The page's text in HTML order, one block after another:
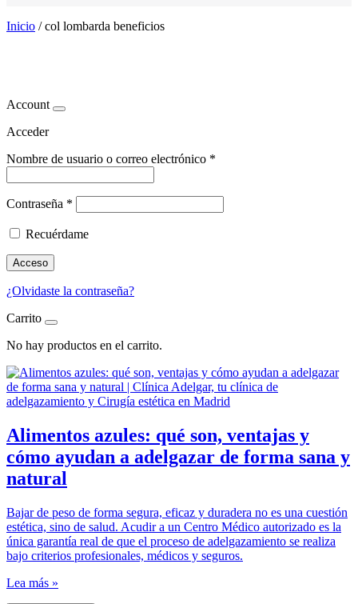
Inicio /col lombarda beneficios
Account
Acceder
Nombre de usuario o correo electrónico *
Contraseña *
Recuérdame
Acceso
¿Olvidaste la contraseña?
Carrito
No hay productos en el carrito.
Alimentos azules: qué son, ventajas y
cómo ayudan a adelgazar de forma sana y
natural
Bajar de peso de forma segura, eficaz y duradera no es una cuestión
estética, sino de salud. Acudir a un Centro Médico autorizado es la
única garantía real de que el proceso de adelgazamiento se realiza
bajo criterios profesionales, médicos y seguros.
Lea más »